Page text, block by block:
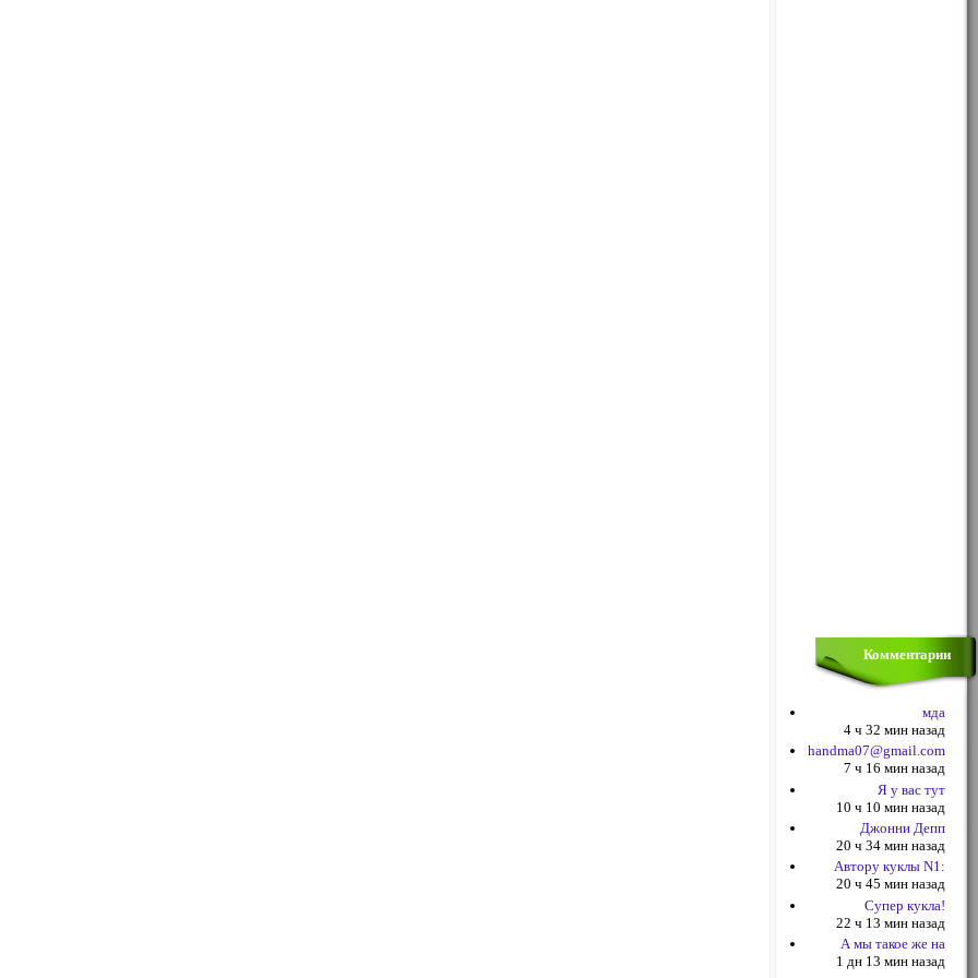
Комментарии
мда
4 ч 32 мин назад
handma07@gmail.com
7 ч 16 мин назад
Я у вас тут
10 ч 10 мин назад
Джонни Депп
20 ч 34 мин назад
Автору куклы N1:
20 ч 45 мин назад
Супер кукла!
22 ч 13 мин назад
А мы такое же на
1 дн 13 мин назад